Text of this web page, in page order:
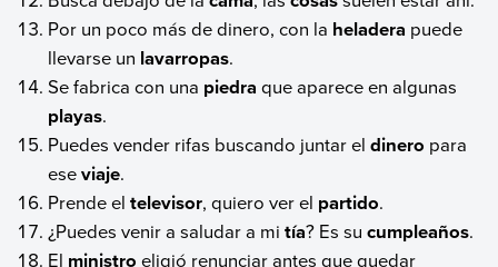
Por un poco más de dinero, con la heladera puede
llevarse un lavarropas.
Se fabrica con una piedra que aparece en algunas
playas.
Puedes vender rifas buscando juntar eldinero para
eseviaje.
Prende eltelevisor, quiero ver el partido.
¿Puedes venir a saludar a mitía? Es sucumpleaños.
El ministro eligió renunciar antes que quedar